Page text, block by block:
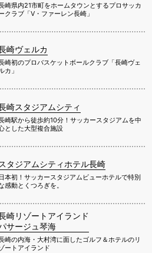
崎県内21市町をホームタウンとするプロサッカ
クラブ「V・ファーレン長崎」
崎ヴェルカ
崎初のプロバスケットボールクラブ「長崎ヴェ
カ」
崎スタジアムシティ
崎駅から徒歩約10分！サッカースタジアムを中
とした大型複合施設
スタジアムシティホテル長崎
本初！サッカースタジアムビューホテルで特別
感動とくつろぎを。
崎リゾートアイランド
サージュ琴海
崎の内海・大村湾に面したゴルフ＆ホテルのリ
ートアイランド